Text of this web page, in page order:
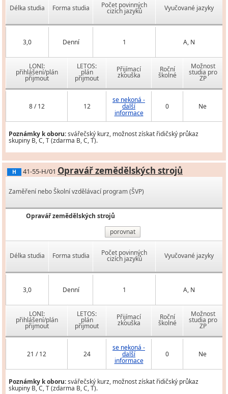
Délka studia Forma studia Počet povinných
cizích jazyků Vyučované jazyky
3,0 Denní 1 A, N
LONI:
přihlášení/plán
přijmout
LETOS:
plán
přijmout
Přijímací
zkouška
Roční
školné
Možnost
studia pro
ZP
8 / 12 12
se nekoná -
další
informace
0 Ne
Poznámky k oboru:svářečský kurz, možnost získat řidičský průkaz
skupiny B, C, T (zdarma B, C, T).
H 41-55-H/01 Opravář zemědělských strojů
Zaměření nebo Školní vzdělávací program (ŠVP)
Opravář zemědělských strojů
porovnat
Délka studia Forma studia Počet povinných
cizích jazyků Vyučované jazyky
3,0 Denní 1 A, N
LONI:
přihlášení/plán
přijmout
LETOS:
plán
přijmout
Přijímací
zkouška
Roční
školné
Možnost
studia pro
ZP
21 / 12 24
se nekoná -
další
informace
0 Ne
Poznámky k oboru:svářečský kurz, možnost získat řidičský průkaz
skupiny B, C, T (zdarma B, C, T).